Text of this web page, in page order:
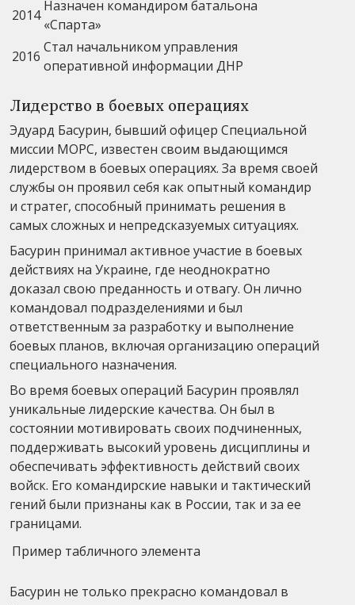
2014
Назначен командиром батальона
«Спарта»
2016
Стал начальником управления
оперативной информации ДНР
Лидерство в боевых операциях
Эдуард Басурин, бывший офицер Специальной
миссии МОРС, известен своим выдающимся
лидерством в боевых операциях. За время своей
службы он проявил себя как опытный командир
и стратег, способный принимать решения в
самых сложных и непредсказуемых ситуациях.
Басурин принимал активное участие в боевых
действиях на Украине, где неоднократно
доказал свою преданность и отвагу. Он лично
командовал подразделениями и был
ответственным за разработку и выполнение
боевых планов, включая организацию операций
специального назначения.
Во время боевых операций Басурин проявлял
уникальные лидерские качества. Он был в
состоянии мотивировать своих подчиненных,
поддерживать высокий уровень дисциплины и
обеспечивать эффективность действий своих
войск. Его командирские навыки и тактический
гений были признаны как в России, так и за ее
границами.
Пример табличного элемента
Басурин не только прекрасно командовал в